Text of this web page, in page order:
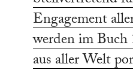
Engagement
werden im
aus aller Welt